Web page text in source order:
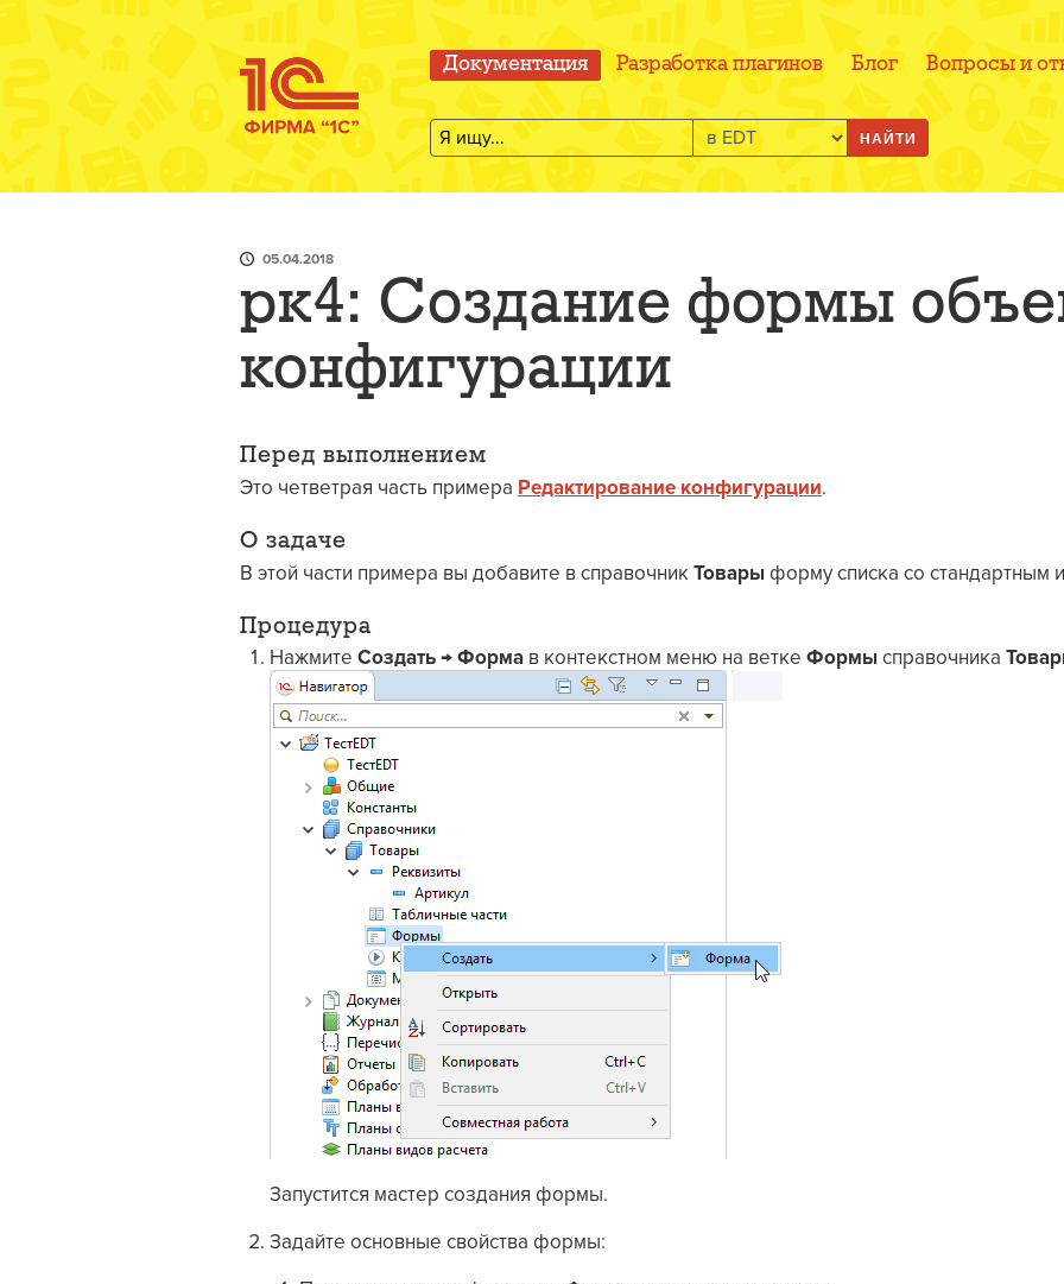
Документация Разработка плагинов Блог Вопросы и
НАЙТИ
05.04.2018
рк4: Создание формы
конфигурации
Перед выполнением
Это четветрая часть примера Редактирование конфигурации.
О задаче
В этой части примера вы добавите в справочникТовары форму списка со стандартным
Процедура
Нажмите Создать→Форма в контекстном меню на ветке Формысправочника
Запустится мастер создания формы.
Задайте основные свойства формы: